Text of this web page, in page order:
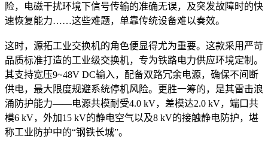
险，电磁干扰环境下信号传输的准确无误，及突发故障时的快
速恢复能力……这些难题，单靠传统设备难以奏效。
这时，源拓工业交换机的角色便显得尤为重要。这款采用严苛
品质标准打造的工业级交换机，专为铁路电力供应环境定制。
其支持宽压9~48V DC输入，配备双路冗余电源，确保不间断
供电，最大限度规避系统停机风险。更胜一筹的，是其雷击浪
涌防护能力——电源共模耐受4.0 kV，差模达2.0 kV，端口共
模6 kV，外加15 kV的静电空气以及8 kV的接触静电防护，堪
称工业防护中的“钢铁长城”。